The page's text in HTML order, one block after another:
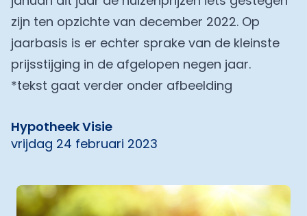
zijn ten opzichte van december 2022. Op
jaarbasis is er echter sprake van de kleinste
prijsstijging in de afgelopen negen jaar.
*tekst gaat verder onder afbeelding
Hypotheek Visie
vrijdag 24 februari 2023